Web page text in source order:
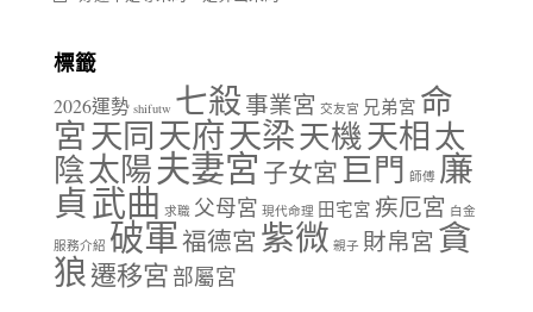
標籤
2026運勢 shifutw 七殺事業宮 交友宮 兄弟宮 命
宮天同天府天梁天機天相太
陰太陽夫妻宮 子女宮 巨門 師傅 廉
貞武曲 求職 父母宮 現代命理 田宅宮 疾厄宮 白金
服務介紹 破軍福德宮 紫微 親子 財帛宮 貪
狼遷移宮 部屬宮